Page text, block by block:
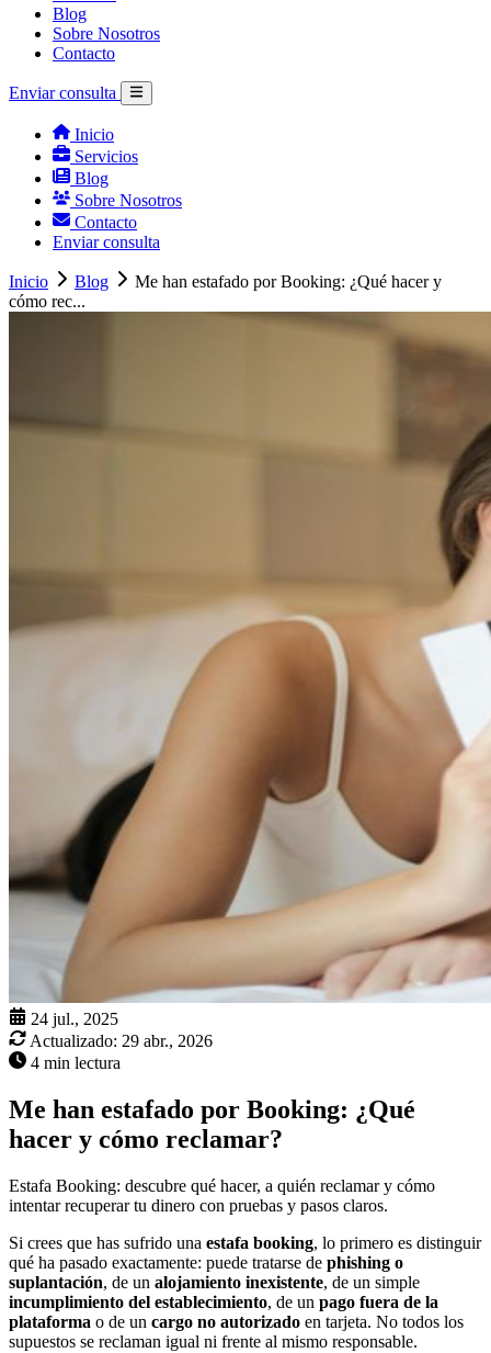
Blog
Sobre Nosotros
Contacto
Enviar consulta
Inicio
Servicios
Blog
Sobre Nosotros
Contacto
Enviar consulta
Inicio Blog
Me han estafado por Booking: ¿Qué hacer y
cómo rec...
24 jul., 2025
Actualizado: 29 abr., 2026
4 min lectura
Me han estafado por Booking: ¿Qué
hacer y cómo reclamar?
Estafa Booking: descubre qué hacer, a quién reclamar y cómo
intentar recuperar tu dinero con pruebas y pasos claros.
Si crees que has sufrido una estafa booking, lo primero es distinguir
qué ha pasado exactamente: puede tratarse de phishing o
suplantación, de un alojamiento inexistente, de un simple
incumplimiento del establecimiento, de un pago fuera de la
plataforma o de un cargo no autorizado en tarjeta. No todos los
supuestos se reclaman igual ni frente al mismo responsable.